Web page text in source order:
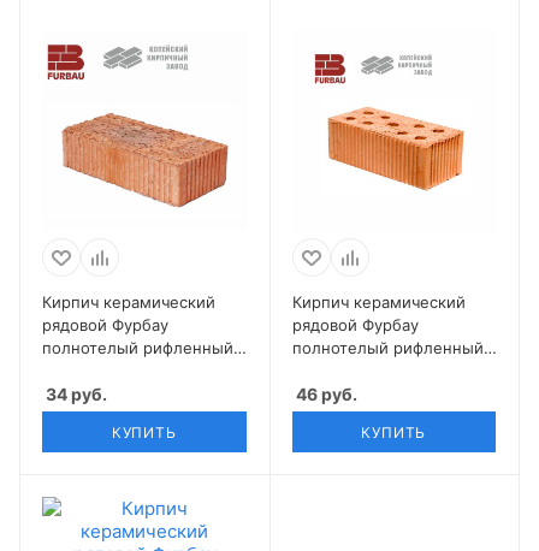
Кирпич керамический
рядовой Фурбау
полнотелый рифленный
34руб.
КУПИТЬ
Кирпич керамический
рядовой Фурбау
полнотелый рифленный
46руб.
КУПИТЬ